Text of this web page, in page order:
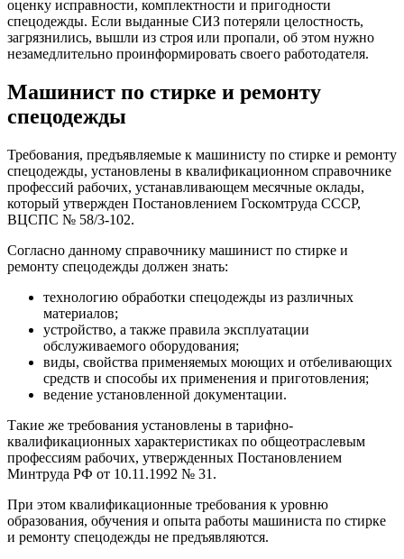
оценку исправности, комплектности и пригодности
спецодежды. Если выданные СИЗ потеряли целостность,
загрязнились, вышли из строя или пропали, об этом нужно
незамедлительно проинформировать своего работодателя.
Машинист по стирке и ремонту
спецодежды
Требования, предъявляемые к машинисту по стирке и ремонту
спецодежды, установлены в квалификационном справочнике
профессий рабочих, устанавливающем месячные оклады,
который утвержден Постановлением Госкомтруда СССР,
ВЦСПС № 58/3-102.
Согласно данному справочнику машинист по стирке и
ремонту спецодежды должен знать:
технологию обработки спецодежды из различных
материалов;
устройство, а также правила эксплуатации
обслуживаемого оборудования;
виды, свойства применяемых моющих и отбеливающих
средств и способы их применения и приготовления;
ведение установленной документации.
Такие же требования установлены в тарифно-
квалификационных характеристиках по общеотраслевым
профессиям рабочих, утвержденных Постановлением
Минтруда РФ от 10.11.1992 № 31.
При этом квалификационные требования к уровню
образования, обучения и опыта работы машиниста по стирке
и ремонту спецодежды не предъявляются.